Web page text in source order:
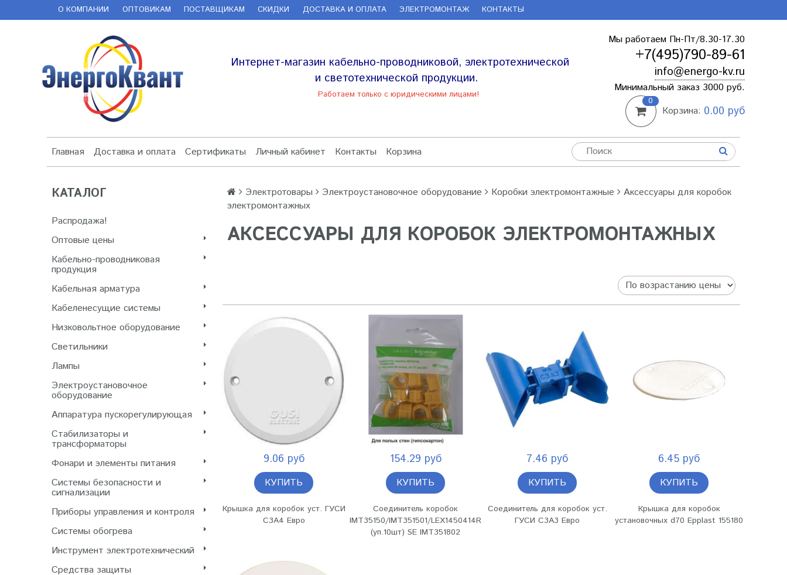
О КОМПАНИИ ОПТОВИКАМ ПОСТАВЩИКАМ СКИДКИ ДОСТАВКА И ОПЛАТА ЭЛЕКТРОМОНТАЖ КОНТАКТЫ
Интернет-магазин кабельно-проводниковой, электротехнической
и светотехнической продукции.
Работаем только с юридическими лицами!
Мы работаем Пн-Пт/8.30-17.30
+7(495)790-89-61
info@energo-kv.ru
Минимальный заказ 3000 руб.
0
Корзина: 0.00 руб
Главная Доставка и оплата Сертификаты Личный кабинет Контакты Корзина
КАТАЛОГ
Распродажа!
Оптовые цены
Кабельно-проводниковая
продукция
Кабельная арматура
Кабеленесущие системы
Низковольтное оборудование
Светильники
Лампы
Электроустановочное
оборудование
Аппаратура пускорегулирующая
Стабилизаторы и
трансформаторы
Фонари и элементы питания
Системы безопасности и
сигнализации
Приборы управления и контроля
Системы обогрева
Инструмент электротехнический
Cредства защиты
Электротовары Электроустановочное оборудование Коробки электромонтажные
Аксессуары для коробок
электромонтажных
АКСЕССУАРЫ ДЛЯ КОРОБОК ЭЛЕКТРОМОНТАЖНЫХ
9.06 руб
КУПИТЬ
Крышка для коробок уст. ГУСИ
С3А4 Евро
154.29 руб
КУПИТЬ
Соединитель коробок
IMT35150/IMT351501/LEX1450414R
(уп.10шт) SE IMT351802
7.46 руб
КУПИТЬ
Соединитель для коробок уст.
ГУСИ С3А3 Евро
6.45 руб
КУПИТЬ
Крышка для коробок
установочных d70 Epplast 155180